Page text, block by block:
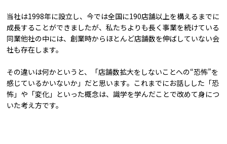
当社は1998年に設立し、今では全国に190店舗以上を構えるまでに
成長することができましたが、私たちよりも長く事業を続けている
同業他社の中には、創業時からほとんど店舗数を伸ばしていない会
社も存在します。
その違いは何かというと、「店舗数拡大をしないことへの“恐怖”を
感じているかいないか」だと思います。これまでにお話しした「恐
怖」や「変化」といった概念は、識学を学んだことで改めて身につ
いた考え方です。